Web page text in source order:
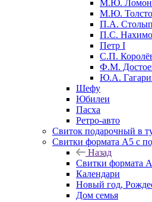
М.Ю.
М.Ю.
П.А.
П.С.
Петр I
С.П.
Ф.М.
Ю.А.
Шефу
Юбилеи
Пасха
Ретро-авто
Свиток подарочный в
Свитки формата А5 с
Назад
Свитки формата
Календари
Новый год,
Дом семья